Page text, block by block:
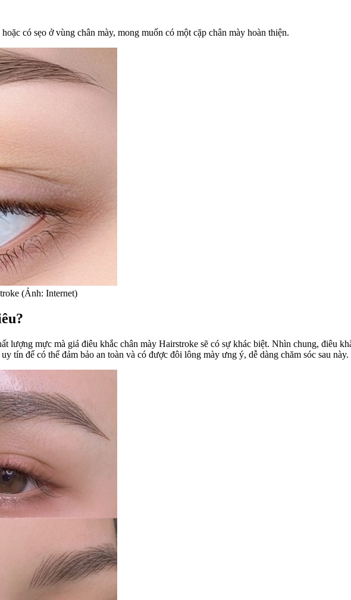
có sẹo ở vùng chân mày, mong muốn có một cặp chân mày hoàn thiện.
(Ảnh: Internet)
lượng mực mà giá điêu khắc chân mày Hairstroke sẽ có sự khác biệt. Nhìn chung, điêu
tín để có thể đảm bảo an toàn và có được đôi lông mày ưng ý, dễ dàng chăm sóc sau này.